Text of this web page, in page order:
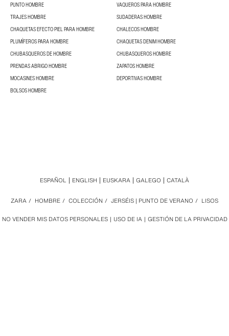
PUNTO HOMBRE
VAQUEROS PARA HOMBRE
TRAJES HOMBRE
SUDADERAS HOMBRE
CHAQUETAS EFECTO PIEL PARA HOMBRE
CHALECOS HOMBRE
PLUMÍFEROS PARA HOMBRE
CHAQUETAS DENIM HOMBRE
CHUBASQUEROS DE HOMBRE
CHUBASQUEROS HOMBRE
PRENDAS ABRIGO HOMBRE
ZAPATOS HOMBRE
MOCASINES HOMBRE
DEPORTIVAS HOMBRE
BOLSOS HOMBRE
NO VENDER MIS DATOS PERSONALES USO DE IA GESTIÓN DE LA PRIVACIDAD
ZARA / HOMBRE / COLECCIÓN / JERSÉIS | PUNTO DE VERANO / LISOS
ESPAÑOL ENGLISH EUSKARA GALEGO CATALÀ